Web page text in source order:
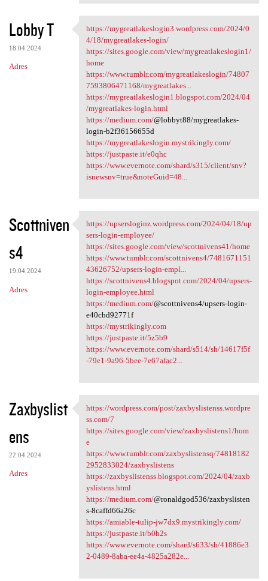
Lobby T
18.04.2024
Adres
https://mygreatlakeslogin3
https://mygreatlakeslogin3.wordpress.com/2024/0
4/18/mygreatlakes-login/
https://sites.google.com/view/mygreatlakeslogin1/
home
https://www.tumblr.com/mygreatlakeslogin/74807
7593806471168/mygreatlakes...
https://mygreatlakeslogin1.blogspot.com/2024/04
/mygreatlakes-login.html
https://medium.com/@lobbyt88/mygreatlakes-
login-b2f36156655d
https://mygreatlakeslogin.mystrikingly.com/
https://justpaste.it/e0qhc
https://www.evernote.com/shard/s315/client/snv?
isnewsnv=true&noteGuid=48...
Scottniven
s4
19.04.2024
Adres
https://upsersloginz
https://upsersloginz.wordpress.com/2024/04/18/up
sers-login-employee/
https://sites.google.com/view/scottnivens41/home
https://www.tumblr.com/scottnivens4/7481671151
43626752/upsers-login-empl...
https://scottnivens4.blogspot.com/2024/04/upsers-
login-employee.html
https://medium.com/@scottnivens4/upsers-login-
e40cbd92771f
https://mystrikingly.com
https://justpaste.it/5z5b9
https://www.evernote.com/shard/s514/sh/14617f5f
-79e1-9a96-5bee-7e67afac2...
Zaxbyslist
ens
22.04.2024
Adres
https://wordpress.com/post
https://wordpress.com/post/zaxbyslistenss.wordpre
ss.com/7
https://sites.google.com/view/zaxbyslistens1/hom
e
https://www.tumblr.com/zaxbyslistensq/74818182
2952833024/zaxbyslistens
https://zaxbyslistenss.blogspot.com/2024/04/zaxb
yslistens.html
https://medium.com/@ronaldgod536/zaxbyslisten
s-8caffd66a26c
https://amiable-tulip-jw7dx9.mystrikingly.com/
https://justpaste.it/b0h2s
https://www.evernote.com/shard/s633/sh/41886e3
2-0489-8aba-ee4a-4825a282e...